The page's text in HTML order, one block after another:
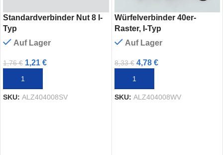
Standardverbinder Nut 8 I-
Typ
Auf Lager
1,76€ 1,21 €
IN DEN WARENKORB
SKU: ALZ404008SV
Würfelverbinder 40er-
Raster, I-Typ
Auf Lager
8,33€ 4,78 €
IN DEN WARENKORB
SKU: ALZ404008WV